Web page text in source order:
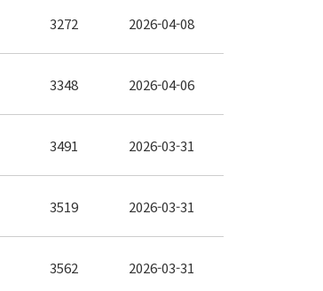
3272 2026-04-08
3348 2026-04-06
3491 2026-03-31
3519 2026-03-31
3562 2026-03-31